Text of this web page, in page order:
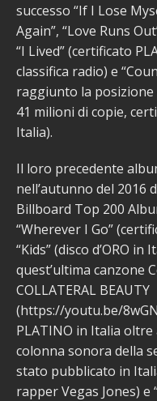
successo “If I Lose
Again”, “Love Runs
“I Lived” (certificato
classifica radio) e
raggiunto la
41 milioni di copie,
Italia).
Il loro precedente
nell’autunno del 2016
Billboard Top 200
“Wherever I Go”
“Kids” (disco d’ORO in
quest’ultima canzone
COLLATERAL BEAUTY
(https://youtu.be/
PLATINO in Italia oltre
colonna sonora della
stato pubblicato in
rapper Vegas Jones) e